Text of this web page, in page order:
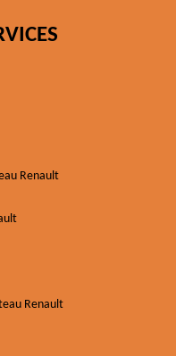
Renault
Renault